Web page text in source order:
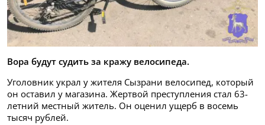
Вора будут судить за кражу велосипеда.
Уголовник украл у жителя Сызрани велосипед, который
он оставил у магазина. Жертвой преступления стал 63-
летний местный житель. Он оценил ущерб в восемь
тысяч рублей.